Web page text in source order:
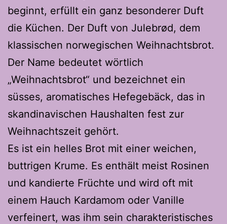
beginnt, erfüllt ein ganz besonderer Duft
die Küchen. Der Duft von Julebrød, dem
klassischen norwegischen Weihnachtsbrot.
Der Name bedeutet wörtlich
„Weihnachtsbrot“ und bezeichnet ein
süsses, aromatisches Hefegebäck, das in
skandinavischen Haushalten fest zur
Weihnachtszeit gehört.
Es ist ein helles Brot mit einer weichen,
buttrigen Krume. Es enthält meist Rosinen
und kandierte Früchte und wird oft mit
einem Hauch Kardamom oder Vanille
verfeinert, was ihm sein charakteristisches